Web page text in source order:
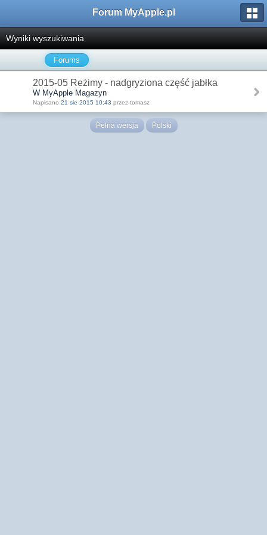
Forum MyApple.pl
Wyniki wyszukiwania
Forums
2015-05 Reżimy - nadgryziona część jabłka
W MyApple Magazyn
Napisano 21 sie 2015 10:43 przez tomasz
Pełna wersja Polski